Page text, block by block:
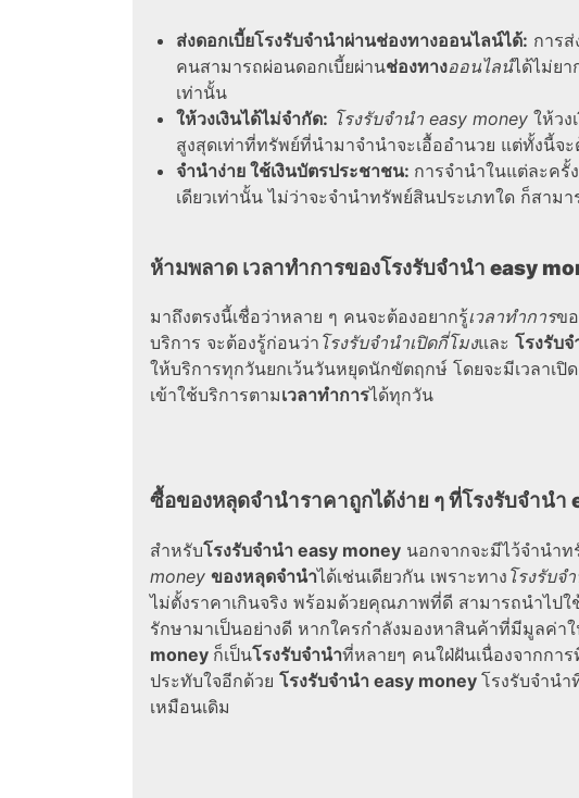
ส่งดอกเบี้ยโรงรับจำนำผ่านช่องทางออนไลน์ได้: การส่
คนสามารถผ่อนดอกเบี้ยผ่านช่องทางออนไลน์ได้ไม่ย
เท่านั้น
ให้วงเงินได้ไม่จำกัด: โรงรับจํานํา easy money ให้วง
สูงสุดเท่าที่ทรัพย์ที่นำมาจำนำจะเอื้ออำนวย แต่ทั้งนี้
จำนำง่าย ใช้เงินบัตรประชาชน: การจำนำในแต่ละครั้
เดียวเท่านั้น ไม่ว่าจะจำนำทรัพย์สินประเภทใด ก็สาม
ห้ามพลาด เวลาทำการของโรงรับจํานํา easy
มาถึงตรงนี้เชื่อว่าหลาย ๆ คนจะต้องอยากรู้เวลาทำการข
บริการ จะต้องรู้ก่อนว่า โรงรับจํานําเปิดกี่โมงและ โรงรับ
ให้บริการทุกวันยกเว้นวันหยุดนักขัตฤกษ์ โดยจะมีเวลาเ
เข้าใช้บริการตามเวลาทำการได้ทุกวัน
ซื้อของหลุดจำนำราคาถูกได้ง่าย ๆ ที่โรงรับจํานํา
สำหรับโรงรับจํานํา easy money นอกจากจะมีไว้จำนำ
money ของหลุดจํานําได้เช่นเดียวกัน เพราะทาง โรงรับจํ
ไม่ตั้งราคาเกินจริง พร้อมด้วยคุณภาพที่ดี สามารถนำไป
รักษามาเป็นอย่างดี หากใครกำลังมองหาสินค้าที่มีมูลค่า
money ก็เป็นโรงรับจำนำที่หลายๆ คนใฝ่ฝันเนื่องจากกา
ประทับใจอีกด้วย โรงรับจํานํา easy money โรงรับจำน
เหมือนเดิม